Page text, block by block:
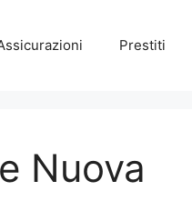
Prestiti
Nuova